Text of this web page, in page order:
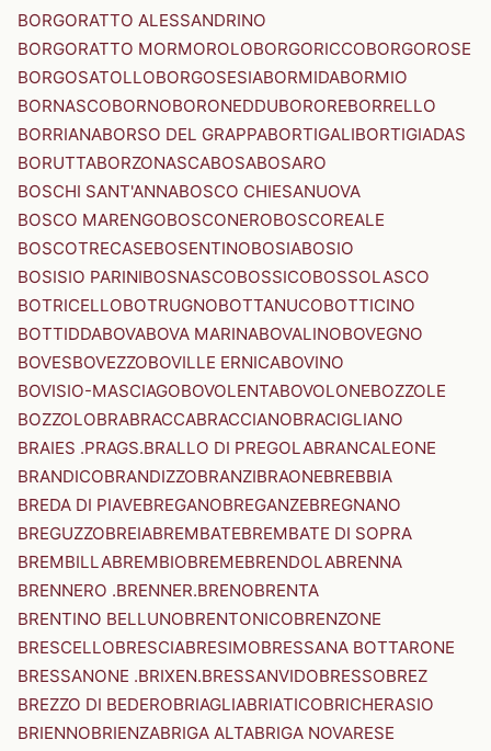
BORGORATTO ALESSANDRINO
BORGORATTO MORMOROLOBORGORICCOBORGOROSE
BORGOSATOLLOBORGOSESIABORMIDABORMIO
BORNASCOBORNOBORONEDDUBOROREBORRELLO
BORRIANABORSO DEL GRAPPABORTIGALIBORTIGIADAS
BORUTTABORZONASCABOSABOSARO
BOSCHI SANT'ANNABOSCO CHIESANUOVA
BOSCO MARENGOBOSCONEROBOSCOREALE
BOSCOTRECASEBOSENTINOBOSIABOSIO
BOSISIO PARINIBOSNASCOBOSSICOBOSSOLASCO
BOTRICELLOBOTRUGNOBOTTANUCOBOTTICINO
BOTTIDDABOVABOVA MARINABOVALINOBOVEGNO
BOVESBOVEZZOBOVILLE ERNICABOVINO
BOVISIO-MASCIAGOBOVOLENTABOVOLONEBOZZOLE
BOZZOLOBRABRACCABRACCIANOBRACIGLIANO
BRAIES .PRAGS.BRALLO DI PREGOLABRANCALEONE
BRANDICOBRANDIZZOBRANZIBRAONEBREBBIA
BREDA DI PIAVEBREGANOBREGANZEBREGNANO
BREGUZZOBREIABREMBATEBREMBATE DI SOPRA
BREMBILLABREMBIOBREMEBRENDOLABRENNA
BRENNERO .BRENNER.BRENOBRENTA
BRENTINO BELLUNOBRENTONICOBRENZONE
BRESCELLOBRESCIABRESIMOBRESSANA BOTTARONE
BRESSANONE .BRIXEN.BRESSANVIDOBRESSOBREZ
BREZZO DI BEDEROBRIAGLIABRIATICOBRICHERASIO
BRIENNOBRIENZABRIGA ALTABRIGA NOVARESE